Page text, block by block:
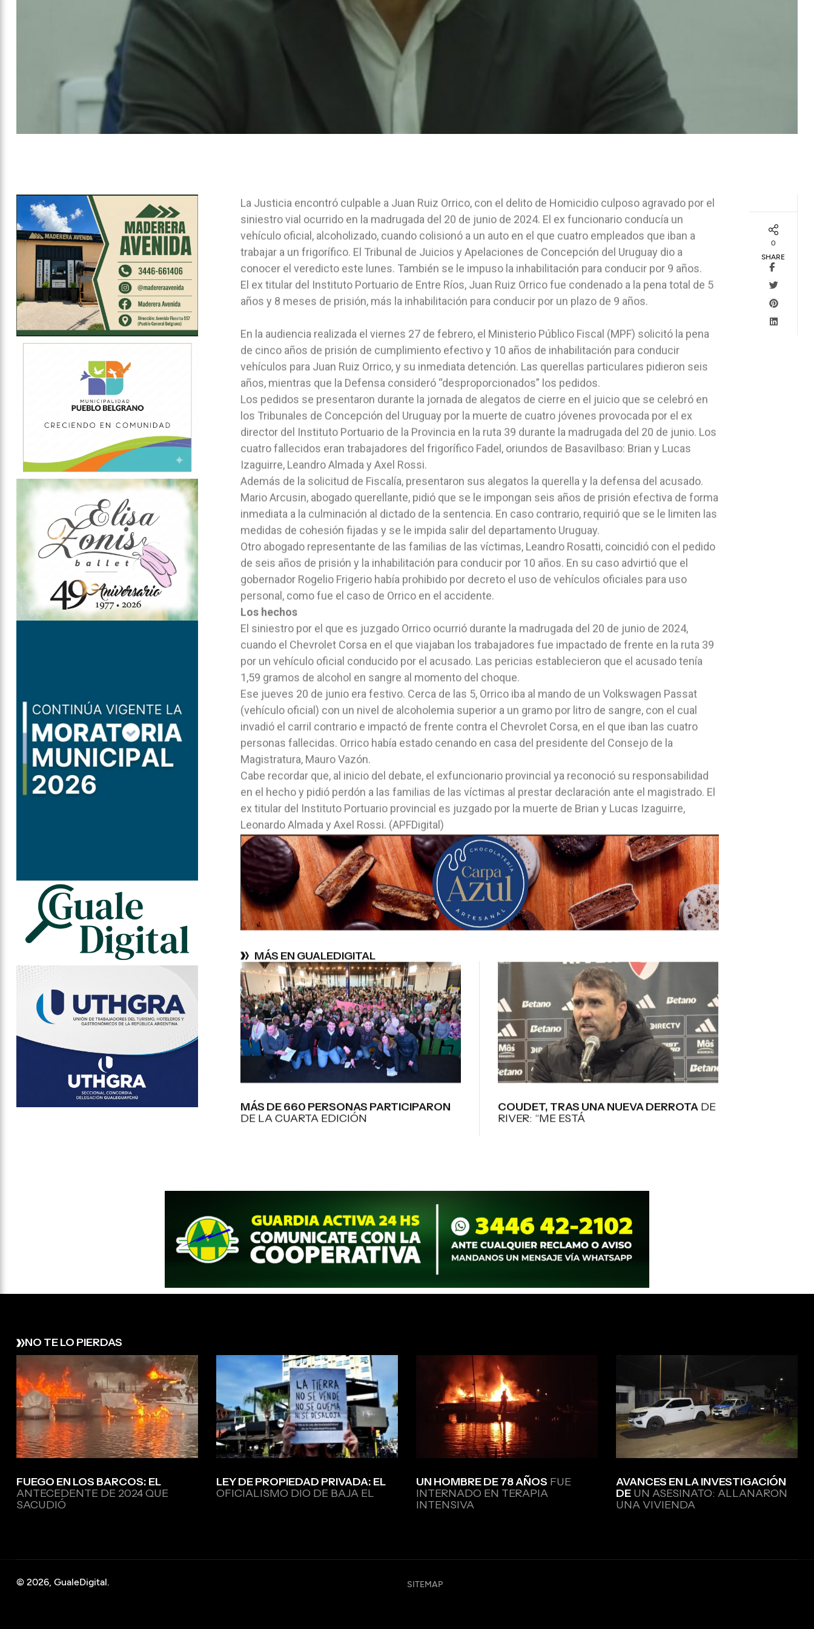
La Justicia encontró culpable a Juan Ruiz Orrico, con el delito de Homicidio culposo agravado por el
siniestro vial ocurrido en la madrugada del 20 de junio de 2024. El ex funcionario conducía un
vehículo oficial, alcoholizado, cuando colisionó a un auto en el que cuatro empleados que iban a
trabajar a un frigorífico. El Tribunal de Juicios y Apelaciones de Concepción del Uruguay dio a
conocer el veredicto este lunes. También se le impuso la inhabilitación para conducir por 9 años.
El ex titular del Instituto Portuario de Entre Ríos, Juan Ruiz Orrico fue condenado a la pena total de 5
años y 8 meses de prisión, más la inhabilitación para conducir por un plazo de 9 años.
En la audiencia realizada el viernes 27 de febrero, el Ministerio Público Fiscal (MPF) solicitó la pena
de cinco años de prisión de cumplimiento efectivo y 10 años de inhabilitación para conducir
vehículos para Juan Ruiz Orrico, y su inmediata detención. Las querellas particulares pidieron seis
años, mientras que la Defensa consideró “desproporcionados” los pedidos.
Los pedidos se presentaron durante la jornada de alegatos de cierre en el juicio que se celebró en
los Tribunales de Concepción del Uruguay por la muerte de cuatro jóvenes provocada por el ex
director del Instituto Portuario de la Provincia en la ruta 39 durante la madrugada del 20 de junio. Los
cuatro fallecidos eran trabajadores del frigorífico Fadel, oriundos de Basavilbaso: Brian y Lucas
Izaguirre, Leandro Almada y Axel Rossi.
Además de la solicitud de Fiscalía, presentaron sus alegatos la querella y la defensa del acusado.
Mario Arcusin, abogado querellante, pidió que se le impongan seis años de prisión efectiva de forma
inmediata a la culminación al dictado de la sentencia. En caso contrario, requirió que se le limiten las
medidas de cohesión fijadas y se le impida salir del departamento Uruguay.
Otro abogado representante de las familias de las víctimas, Leandro Rosatti, coincidió con el pedido
de seis años de prisión y la inhabilitación para conducir por 10 años. En su caso advirtió que el
gobernador Rogelio Frigerio había prohibido por decreto el uso de vehículos oficiales para uso
personal, como fue el caso de Orrico en el accidente.
Los hechos
El siniestro por el que es juzgado Orrico ocurrió durante la madrugada del 20 de junio de 2024,
cuando el Chevrolet Corsa en el que viajaban los trabajadores fue impactado de frente en la ruta 39
por un vehículo oficial conducido por el acusado. Las pericias establecieron que el acusado tenía
1,59 gramos de alcohol en sangre al momento del choque.
Ese jueves 20 de junio era festivo. Cerca de las 5, Orrico iba al mando de un Volkswagen Passat
(vehículo oficial) con un nivel de alcoholemia superior a un gramo por litro de sangre, con el cual
invadió el carril contrario e impactó de frente contra el Chevrolet Corsa, en el que iban las cuatro
personas fallecidas. Orrico había estado cenando en casa del presidente del Consejo de la
Magistratura, Mauro Vazón.
Cabe recordar que, al inicio del debate, el exfuncionario provincial ya reconoció su responsabilidad
en el hecho y pidió perdón a las familias de las víctimas al prestar declaración ante el magistrado. El
ex titular del Instituto Portuario provincial es juzgado por la muerte de Brian y Lucas Izaguirre,
Leonardo Almada y Axel Rossi. (APFDigital)
MÁS EN GUALEDIGITAL
MÁS DE 660 PERSONAS PARTICIPARON
DE LA CUARTA EDICIÓN
COUDET, TRAS UNA NUEVA DERROTA DE
RIVER: “ME ESTÁ
0
SHARE
NO TE LO PIERDAS
FUEGO EN LOS BARCOS: EL
ANTECEDENTE DE 2024 QUE
SACUDIÓ
LEY DE PROPIEDAD PRIVADA: EL
OFICIALISMO DIO DE BAJA EL
UN HOMBRE DE 78 AÑOS FUE
INTERNADO EN TERAPIA
INTENSIVA
AVANCES EN LA INVESTIGACIÓN
DE UN ASESINATO: ALLANARON
UNA VIVIENDA
© 2026, GualeDigital. SITEMAP